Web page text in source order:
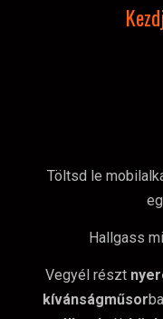
Töltsd le
Hallgass
Vegyél részt
kívánságműsor